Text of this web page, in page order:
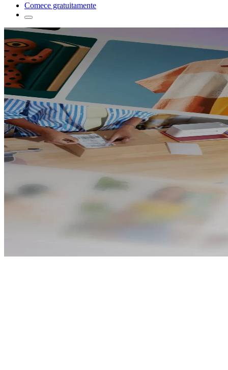
Comece gratuitamente